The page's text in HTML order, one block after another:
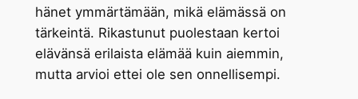
hänet ymmärtämään, mikä elämässä on
tärkeintä. Rikastunut puolestaan kertoi
elävänsä erilaista elämää kuin aiemmin,
mutta arvioi ettei ole sen onnellisempi.